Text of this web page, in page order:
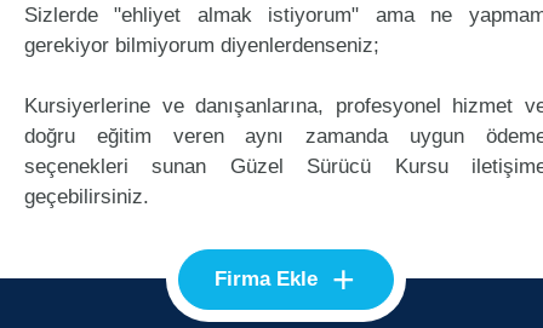
Sizlerde "ehliyet almak istiyorum" ama ne
gerekiyor bilmiyorum diyenlerdenseniz;
Kursiyerlerine ve danışanlarına, profesyonel hizmet
doğru eğitim veren aynı zamanda uygun
seçenekleri sunan Güzel Sürücü Kursu
geçebilirsiniz.
Firma Ekle +